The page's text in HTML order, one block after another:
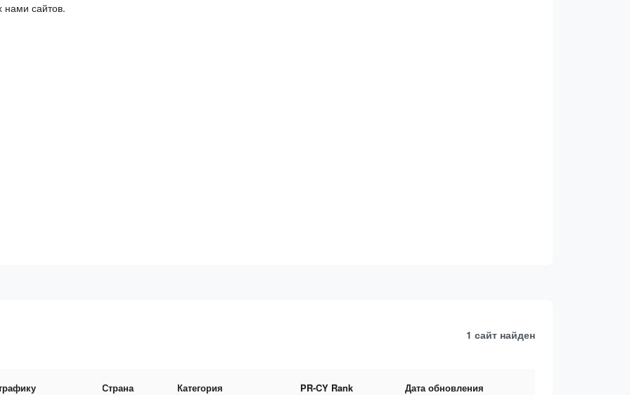
нами сайтов.
1 сайт найден
Страна Категория PR-CY Rank Дата обновления